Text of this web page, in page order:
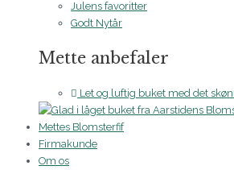
Julens favoritter
Godt Nytår
Mette anbefaler
Let og luftig buket med det
Mettes Blomsterfif
Firmakunde
Om os